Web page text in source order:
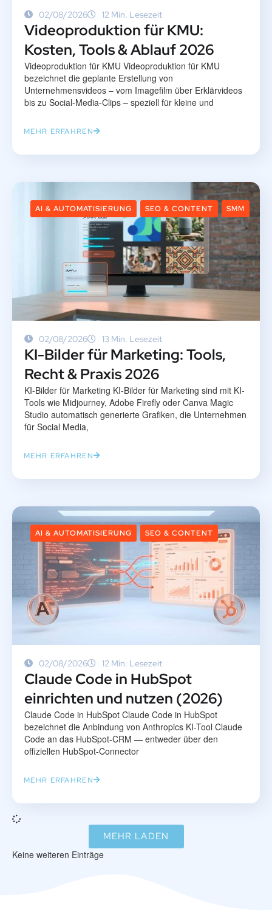
02/08/2026 12 Min. Lesezeit
Videoproduktion für KMU:
Kosten, Tools & Ablauf 2026
Videoproduktion für KMU Videoproduktion für KMU
bezeichnet die geplante Erstellung von
Unternehmensvideos – vom Imagefilm über Erklärvideos
bis zu Social-Media-Clips – speziell für kleine und
MEHR ERFAHREN
AI & AUTOMATISIERUNG SEO & CONTENT SMM
02/08/2026 13 Min. Lesezeit
KI-Bilder für Marketing: Tools,
Recht & Praxis 2026
KI-Bilder für Marketing KI-Bilder für Marketing sind mit KI-
Tools wie Midjourney, Adobe Firefly oder Canva Magic
Studio automatisch generierte Grafiken, die Unternehmen
für Social Media,
MEHR ERFAHREN
AI & AUTOMATISIERUNG SEO & CONTENT
02/08/2026 12 Min. Lesezeit
Claude Code in HubSpot
einrichten und nutzen (2026)
Claude Code in HubSpot Claude Code in HubSpot
bezeichnet die Anbindung von Anthropics KI-Tool Claude
Code an das HubSpot-CRM — entweder über den
offiziellen HubSpot-Connector
MEHR ERFAHREN
MEHR LADEN
Keine weiteren Einträge